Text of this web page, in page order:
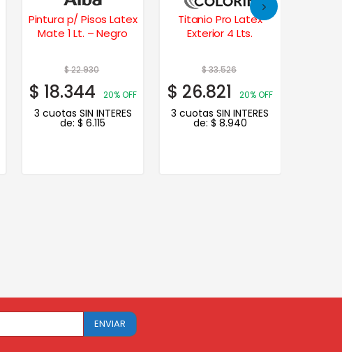
Pintura p/ Pisos Latex
Mate 1 Lt. – Negro
$22.930
$ 18.344 20% OFF
3 cuotas SIN INTERES
de:$ 6.115
Titanio Pro Latex
Exterior 4 Lts.
$33.526
$ 26.821 20% OFF
3 cuotas SIN INTERES
de: $ 8.940